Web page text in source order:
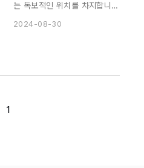
는 독보적인 위치를 차지합니
다. 전 세계 스마트폰 사용자의
2024-08-30
1